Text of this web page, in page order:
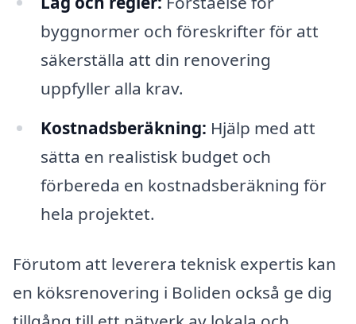
byggnormer och föreskrifter för att
säkerställa att din renovering
uppfyller alla krav.
Kostnadsberäkning: Hjälp med att
sätta en realistisk budget och
förbereda en kostnadsberäkning för
hela projektet.
Förutom att leverera teknisk expertis kan
en köksrenovering i Boliden också ge dig